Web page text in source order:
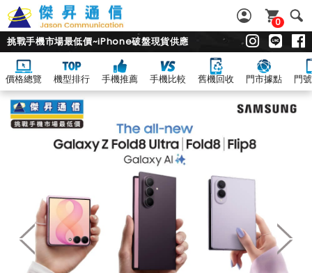
0
挑戰手機市場最低價~iPhone破盤現貨供應
價格總覽 機型排行 手機推薦 手機比較 舊機回收 門市據點 門